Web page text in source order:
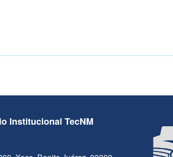
Institucional TecNM